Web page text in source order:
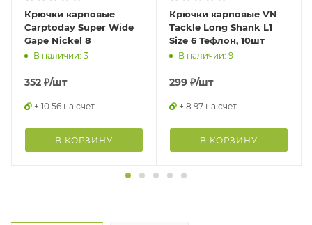
Крючки карповые
Carptoday Super Wide
Gape Nickel 8
В наличии: 3
352 ₽/шт
+ 10.56 на счет
В КОРЗИНУ
Крючки карповые VN
Tackle Long Shank L1
Size 6 Тефлон, 10шт
В наличии: 9
299 ₽/шт
+ 8.97 на счет
В КОРЗИНУ